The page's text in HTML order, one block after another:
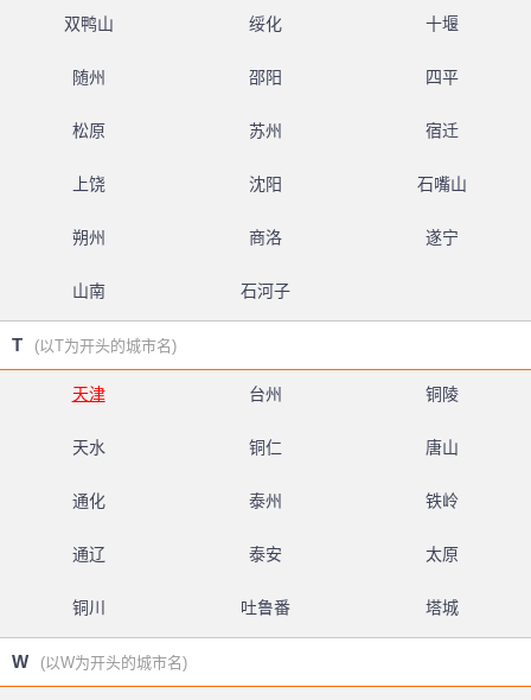
双鸭山 绥化 十堰
随州 邵阳 四平
松原 苏州 宿迁
上饶 沈阳 石嘴山
朔州 商洛 遂宁
山南 石河子
T (以T为开头的城市名)
天津 台州 铜陵
天水 铜仁 唐山
通化 泰州 铁岭
通辽 泰安 太原
铜川 吐鲁番 塔城
W (以W为开头的城市名)